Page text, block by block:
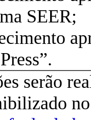
SEER;
serão